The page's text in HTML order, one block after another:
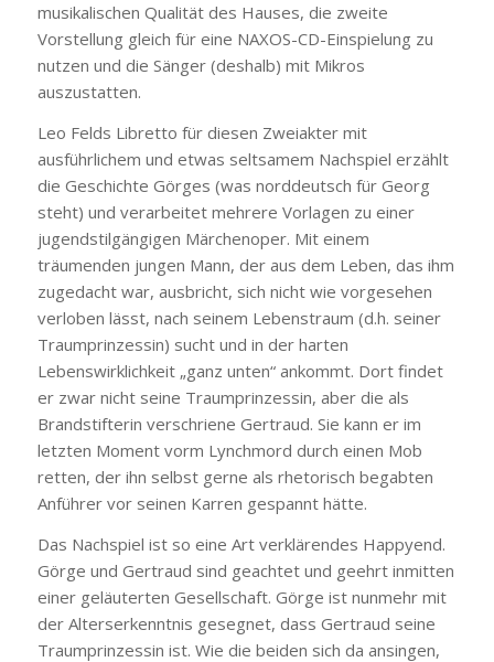
musikalischen Qualität des Hauses, die zweite
Vorstellung gleich für eine NAXOS-CD-Einspielung zu
nutzen und die Sänger (deshalb) mit Mikros
auszustatten.
Leo Felds Libretto für diesen Zweiakter mit
ausführlichem und etwas seltsamem Nachspiel erzählt
die Geschichte Görges (was norddeutsch für Georg
steht) und verarbeitet mehrere Vorlagen zu einer
jugendstilgängigen Märchenoper. Mit einem
träumenden jungen Mann, der aus dem Leben, das ihm
zugedacht war, ausbricht, sich nicht wie vorgesehen
verloben lässt, nach seinem Lebenstraum (d.h. seiner
Traumprinzessin) sucht und in der harten
Lebenswirklichkeit „ganz unten“ ankommt. Dort findet
er zwar nicht seine Traumprinzessin, aber die als
Brandstifterin verschriene Gertraud. Sie kann er im
letzten Moment vorm Lynchmord durch einen Mob
retten, der ihn selbst gerne als rhetorisch begabten
Anführer vor seinen Karren gespannt hätte.
Das Nachspiel ist so eine Art verklärendes Happyend.
Görge und Gertraud sind geachtet und geehrt inmitten
einer geläuterten Gesellschaft. Görge ist nunmehr mit
der Alterserkenntnis gesegnet, dass Gertraud seine
Traumprinzessin ist. Wie die beiden sich da ansingen,